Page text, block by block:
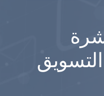
التسويق